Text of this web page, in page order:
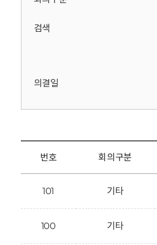
검색
의결일
번호 회의구분
101 기타
100 기타